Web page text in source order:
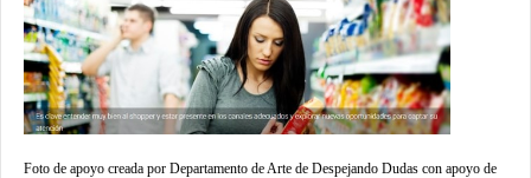
Foto de apoyo creada por Departamento de Arte de Despejando Dudas con apoyo de